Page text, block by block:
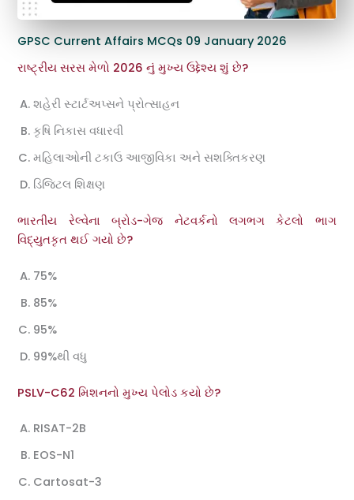
GPSC Current Affairs MCQs 09 January 2026
રાષ્ટ્રીય સરસ મેળો 2026 નું મુખ્ય ઉદ્દેશ્ય શું છે?
શહેરી સ્ટાર્ટઅપ્સને પ્રોત્સાહન
કૃષિ નિકાસ વધારવી
મહિલાઓની ટકાઉ આજીવિકા અને સશક્તિકરણ
ડિજિટલ શિક્ષણ
ભારતીય રેલ્વેના બ્રોડ-ગેજ નેટવર્કનો લગભગ કેટલો ભાગ
વિદ્યુતકૃત થઈ ગયો છે?
75%
85%
95%
99%થી વધુ
PSLV-C62 મિશનનો મુખ્ય પેલોડ કયો છે?
RISAT-2B
EOS-N1
Cartosat-3